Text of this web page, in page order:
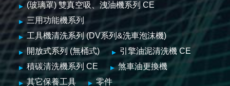
(玻璃罩) 雙真空吸、洩油機系列 CE
三用功能機系列
工具機清洗系列 (DV系列&洗車泡沫機)
開放式系列 (無桶式)
引擎油泥清洗機 CE
積碳清洗機系列 CE
煞車油更換機
其它保養工具
零件